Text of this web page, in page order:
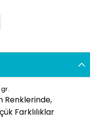
gr.
Renklerinde,
Farklılıklar